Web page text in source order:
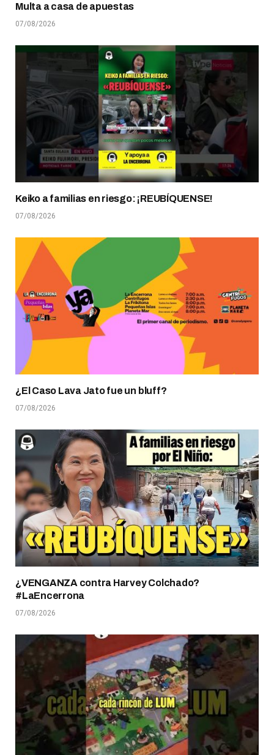
Multa a casa de apuestas
07/08/2026
Keiko a familias en riesgo: ¡REUBÍQUENSE!
07/08/2026
¿El Caso Lava Jato fue un bluff?
07/08/2026
¿VENGANZA contra Harvey Colchado?
#LaEncerrona
07/08/2026